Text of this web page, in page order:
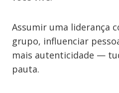
Assumir uma liderança
grupo, influenciar
mais autenticidade —
pauta.